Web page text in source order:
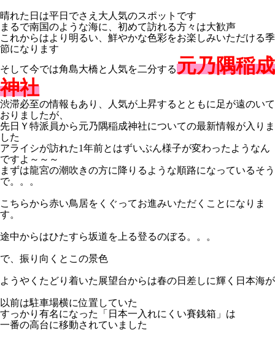
晴れた日は平日でさえ大人気のスポットです
まるで南国のような海に、初めて訪れる方々は大歓声
これからはより明るい、鮮やかな色彩をお楽しみいただける季
節になります
そして今では角島大橋と人気を二分する元乃隅稲成
神社
渋滞必至の情報もあり、人気が上昇するとともに足が遠のいて
おりましたが、
先日Ｙ特派員から元乃隅稲成神社についての最新情報が入りま
した
アライシが訪れた1年前とはずいぶん様子が変わったようなん
ですよ～～～
まずは龍宮の潮吹きの方に降りるような順路になっているそう
で。。。
こちらから赤い鳥居をくぐってお進みいただくことになりま
す。
途中からはひたすら坂道を上る登るのぼる。。。
で、振り向くとこの景色
ようやくたどり着いた展望台からは春の日差しに輝く日本海が
以前は駐車場横に位置していた
すっかり有名になった「日本一入れにくい賽銭箱」は
一番の高台に移動されていました